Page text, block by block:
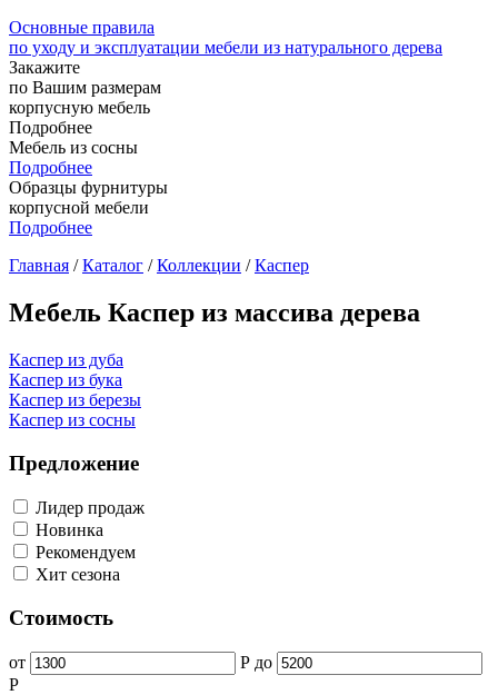
Основные правила
по уходу и эксплуатации мебели из натурального дерева
Закажите
по Вашим размерам
корпусную мебель
Подробнее
Мебель из сосны
Подробнее
Образцы фурнитуры
корпусной мебели
Подробнее
Главная /Каталог /Коллекции /Каспер
Мебель Каспер из массива дерева
Каспер из дуба
Каспер из бука
Каспер из березы
Каспер из сосны
Предложение
Лидер продаж
Новинка
Рекомендуем
Хит сезона
Стоимость
от Р до
Р